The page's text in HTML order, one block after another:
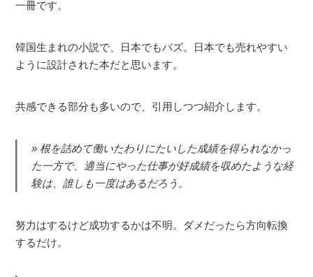
一冊です。
韓国生まれの小説で、日本でもバズ。日本でも売れやすい
ように設計された本だと思います。
共感できる部分も多いので、引用しつつ紹介します。
根を詰めて働いたわりにたいした成績を得られなかっ
た一方で、適当にやった仕事が好成績を収めたような経
験は、誰しも一度はあるだろう。
努力はするけど成功するかは不明。ダメだったら方向転換
するだけ。